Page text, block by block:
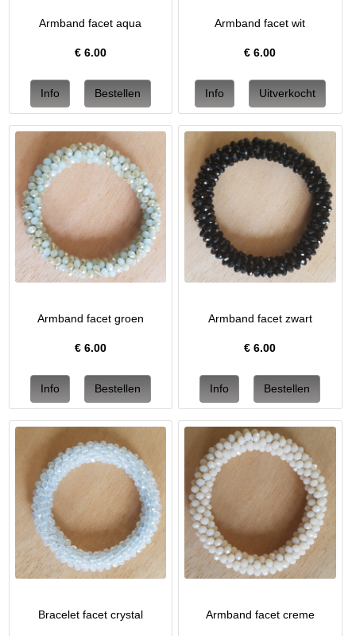
Armband facet aqua
€ 6.00
Armband facet wit
€6.00
Armband facet groen
€ 6.00
Armband facet zwart
€6.00
Bracelet facet crystal Armband facet creme